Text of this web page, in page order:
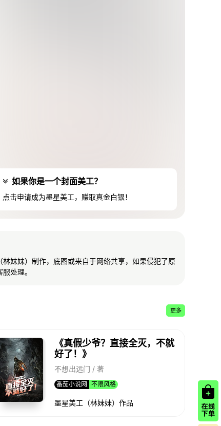
如果你是一个封面美工？
点击申请成为墨星美工，赚取真金白银！
妹妹）制作，底图或来自于网络共享，如果侵犯了原
处理。
更多
《真假少爷？直接全灭，不就
好了！》
不想出远门 / 著
番茄小说网 不限风格
墨星美工（林妹妹）作品